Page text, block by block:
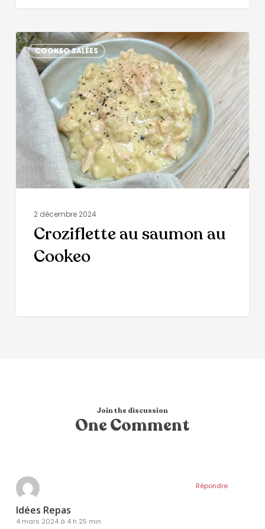
COOKEO SALÉES
2 décembre 2024
Croziflette au saumon au
Cookeo
Join the discussion
One Comment
Idées Repas
4 mars 2024 à 4 h 25 min
Répondre